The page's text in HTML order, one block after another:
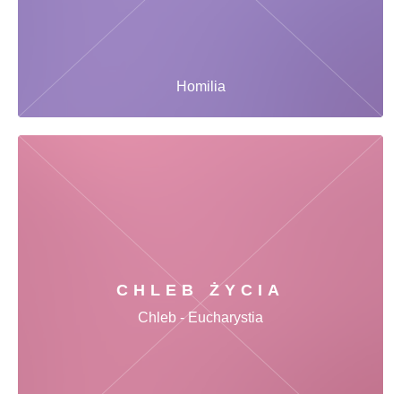
Homilia
CHLEB ŻYCIA
Chleb - Eucharystia